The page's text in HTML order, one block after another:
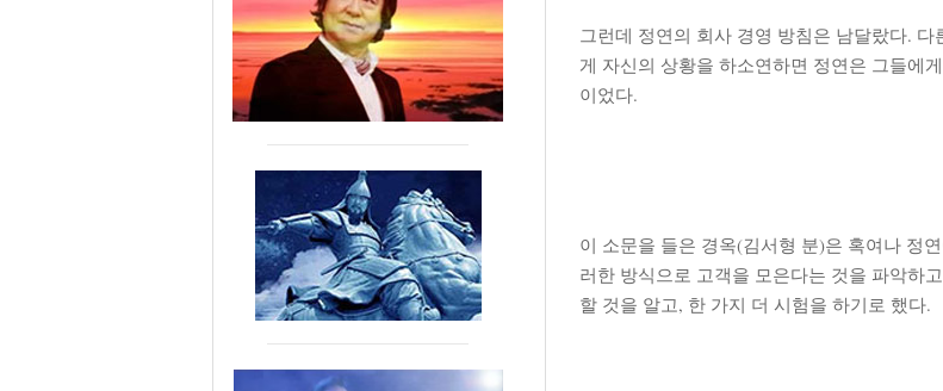
그런데 정연의 회사 경영 방침은 남달랐다.
게 자신의 상황을 하소연하면 정연은 그들에
이었다.
이 소문을 들은 경옥(김서형 분)은 혹여나 정
러한 방식으로 고객을 모은다는 것을 파악하
할 것을 알고, 한 가지 더 시험을 하기로 했다.